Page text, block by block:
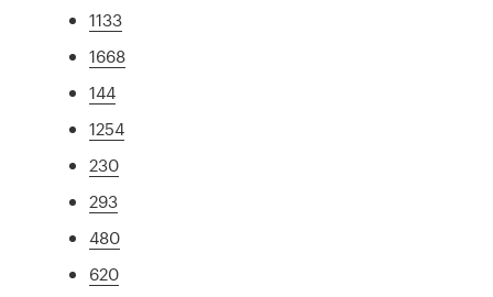
1133
1668
144
1254
230
293
480
620